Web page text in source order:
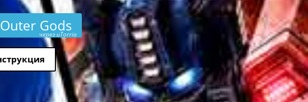
Gods
через uTorria